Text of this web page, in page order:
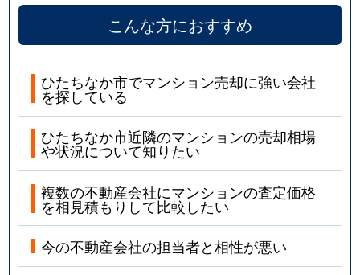
こんな方におすすめ
ひたちなか市でマンション売却に強い会社
を探している
ひたちなか市近隣のマンションの売却相場
や状況について知りたい
複数の不動産会社にマンションの査定価格
を相見積もりして比較したい
今の不動産会社の担当者と相性が悪い